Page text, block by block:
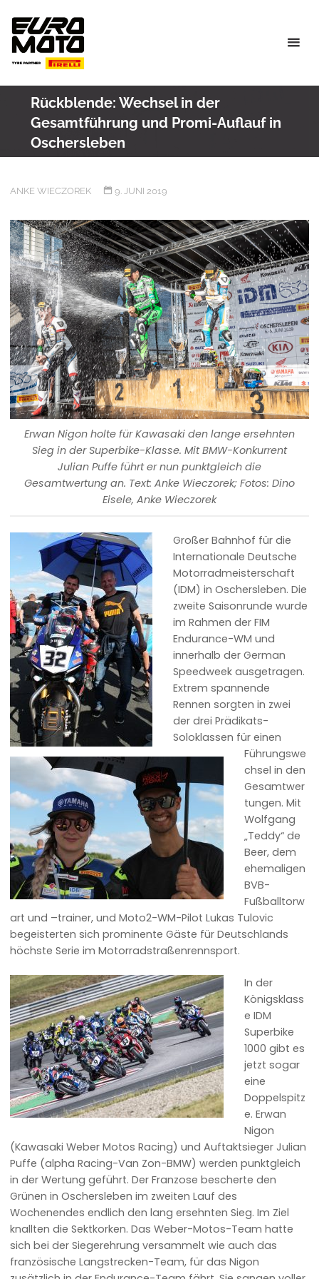
content
Rückblende: Wechsel in der
Gesamtführung und Promi-Auflauf in
Oschersleben
ANKE WIECZOREK 9. JUNI 2019
Erwan Nigon holte für Kawasaki den lange ersehnten
Sieg in der Superbike-Klasse. Mit BMW-Konkurrent
Julian Puffe führt er nun punktgleich die
Gesamtwertung an. Text: Anke Wieczorek; Fotos: Dino
Eisele, Anke Wieczorek
Großer Bahnhof für die
Internationale Deutsche
Motorradmeisterschaft
(IDM) in Oschersleben. Die
zweite Saisonrunde wurde
im Rahmen der FIM
Endurance-WM und
innerhalb der German
Speedweek ausgetragen.
Extrem spannende
Rennen sorgten in zwei
der drei Prädikats-
Soloklassen für einen
Führungswe
chsel in den
Gesamtwer
tungen. Mit
Wolfgang
„Teddy“ de
Beer, dem
ehemaligen
BVB-
Fußballtorw
art und –trainer, und Moto2-WM-Pilot Lukas Tulovic
begeisterten sich prominente Gäste für Deutschlands
höchste Serie im Motorradstraßenrennsport.
In der
Königsklass
e IDM
Superbike
1000 gibt es
jetzt sogar
eine
Doppelspitz
e. Erwan
Nigon
(Kawasaki Weber Motos Racing) und Auftaktsieger Julian
Puffe (alpha Racing-Van Zon-BMW) werden punktgleich
in der Wertung geführt. Der Franzose bescherte den
Grünen in Oschersleben im zweiten Lauf des
Wochenendes endlich den lang ersehnten Sieg. Im Ziel
knallten die Sektkorken. Das Weber-Motos-Team hatte
sich bei der Siegerehrung versammelt wie auch das
französische Langstrecken-Team, für das Nigon